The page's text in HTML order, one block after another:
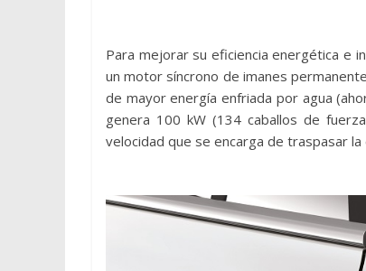
Para mejorar su eficiencia energética e
un motor síncrono de imanes
de mayor energía enfriada por agua
genera 100 kW (134 caballos de
velocidad que se encarga de traspasar